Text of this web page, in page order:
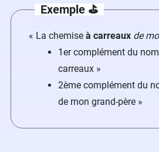
Exemple ⛳️
« La chemise à carreaux de
1er complément du
carreaux »
2ème complément du
de mon grand-père »